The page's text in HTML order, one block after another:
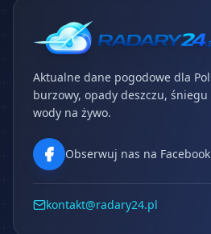
Aktualne dane pogodowe dla
burzowy, opady deszczu,
wody na żywo.
Obserwuj nas na
kontakt@radary24.pl